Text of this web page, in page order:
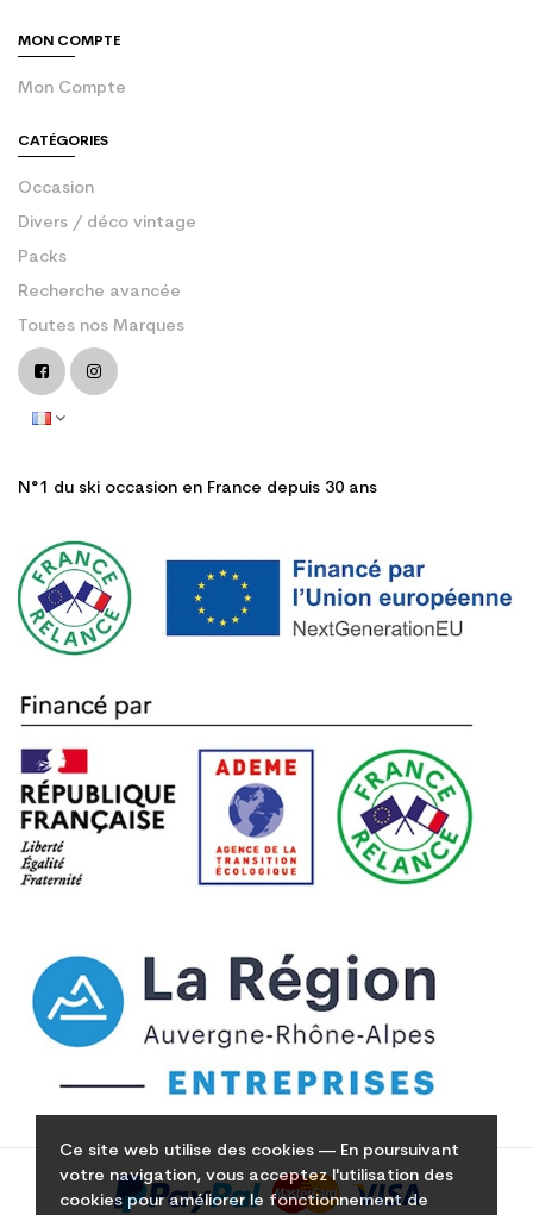
Ce site web utilise des cookies — En poursuivant
votre navigation, vous acceptez l'utilisation des
cookies pour améliorer le fonctionnement de
MON COMPTE
Mon Compte
CATÉGORIES
Occasion
Divers / déco vintage
Packs
Recherche avancée
Toutes nos Marques
N°1 du ski occasion en France depuis 30 ans